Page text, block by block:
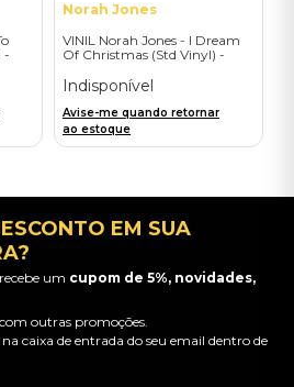
-
Norah Jones
VINIL Norah Jones - I Dream
Of Christmas (Std Vinyl) -
Indisponível
Avise-me quando retornar
ao estoque
EM SUA
um cupom de 5%, novidades,
outras promoções.
caixa de entrada do seu email dentro de